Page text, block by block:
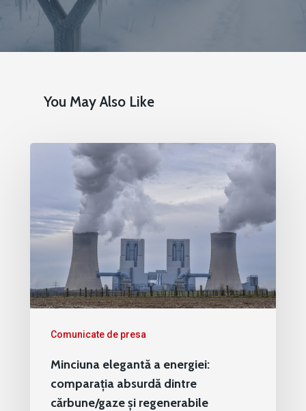
You May Also Like
Comunicate de presa
Minciuna elegantă a energiei:
comparația absurdă dintre
cărbune/gaze și regenerabile